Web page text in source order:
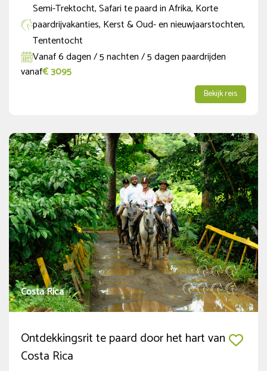
Populair
(7)
Nieuw
Vol in 2026
1-persoons accommodatie
(15)
Niet-ruiter
(7)
Semi-Trektocht, Safari te paard in Afrika, Korte
paardrijvakanties, Kerst & Oud- en nieuwjaarstochten,
Tententocht
Vanaf 6 dagen / 5 nachten / 5 dagen paardrijden
vanaf€ 3095
Bekijk reis
Costa Rica
Ontdekkingsrit te paard door het hart van
Costa Rica